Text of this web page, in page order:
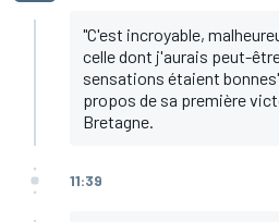
"C'est incroyable,
celle dont j'aurais peut-
sensations étaient
propos de sa première
Bretagne.
11:39